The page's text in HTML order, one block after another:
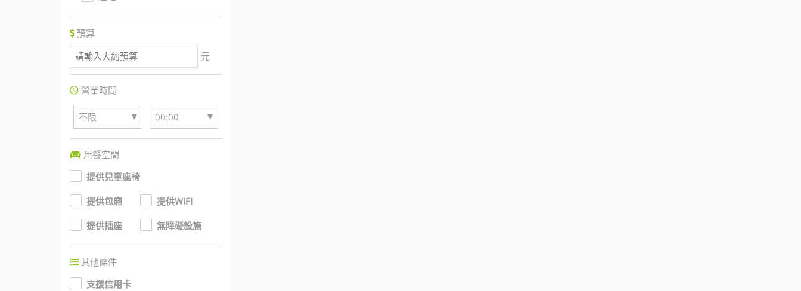
預算
元
營業時間
不限 ▼ 00:00 ▼
用餐空間
提供兒童座椅
提供包廂 提供WIFI
提供插座 無障礙設施
其他條件
支援信用卡